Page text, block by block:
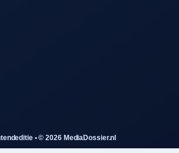
• © 2026 MediaDossier.nl